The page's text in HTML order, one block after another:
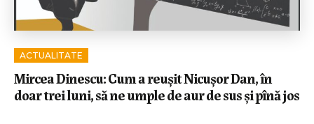
ACTUALITATE
Mircea Dinescu: Cum a reușit Nicușor Dan, în
doar trei luni, să ne umple de aur de sus și pînă jos